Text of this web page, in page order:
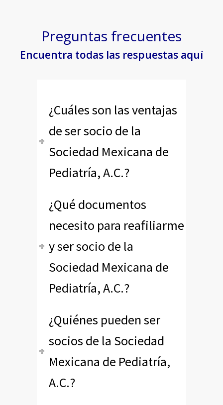
Preguntas frecuentes
Encuentra todas las respuestas aquí
¿Cuáles son las ventajas
de ser socio de la
Sociedad Mexicana de
Pediatría, A.C.?
¿Qué documentos
necesito para reafiliarme
y ser socio de la
Sociedad Mexicana de
Pediatría, A.C.?
¿Quiénes pueden ser
socios de la Sociedad
Mexicana de Pediatría,
A.C.?